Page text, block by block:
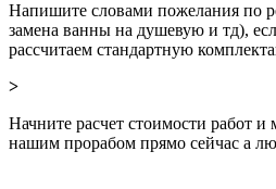
Напишите словами пожелания по
замена ванны на душевую и тд),
рассчитаем стандартную
>
Начните расчет стоимости работ и
нашим прорабом прямо сейчас а